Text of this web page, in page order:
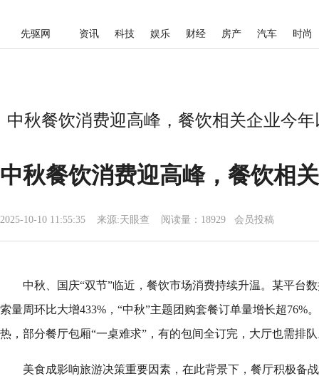
先驱网 资讯 科技 娱乐 财经 房产 汽车 时尚
中秋餐饮消费迎高峰，餐饮相关企业今
中秋餐饮消费迎高峰，餐饮相
2025-10-10 11:55:35 来源:天眼查 阅读量：18929 会员投稿
中秋、国庆“双节”临近，餐饮市场消费持续升温。某平台
索量周环比大增433%，“中秋”主题团购套餐订单量增长超76%
热，部分餐厅包厢“一桌难求”，有的包间全订完，大厅也需排
美食成影响旅游决策重要因素，在此背景下，餐厅积极备